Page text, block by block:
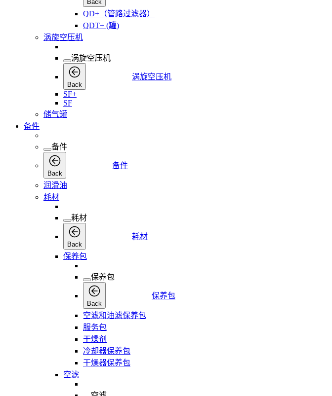
Back
QD+（管路过滤器）
QDT+ (罐)
涡旋空压机
涡旋空压机
Back
涡旋空压机
SF+
SF
储气罐
备件
备件
Back
备件
润滑油
耗材
耗材
Back
耗材
保养包
保养包
Back
保养包
空滤和油滤保养包
服务包
干燥剂
冷却器保养包
干燥器保养包
空滤